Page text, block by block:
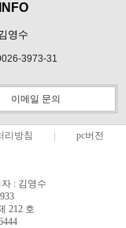
영수
3973-31
이메일 문의
리방침 pc버전
: 김영수
212 호